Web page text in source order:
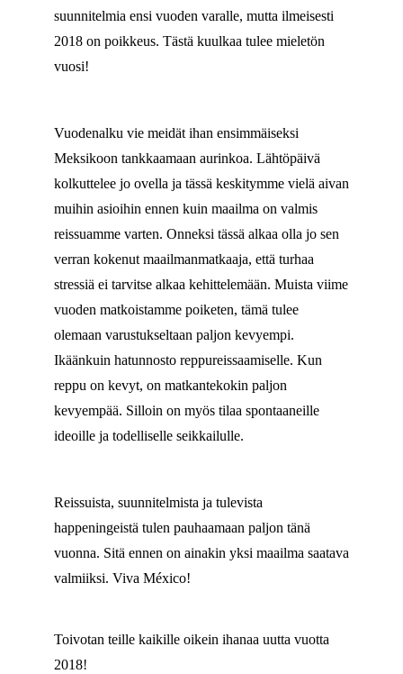
suunnitelmia ensi vuoden varalle, mutta ilmeisesti
2018 on poikkeus. Tästä kuulkaa tulee mieletön
vuosi!
Vuodenalku vie meidät ihan ensimmäiseksi
Meksikoon tankkaamaan aurinkoa. Lähtöpäivä
kolkuttelee jo ovella ja tässä keskitymme vielä aivan
muihin asioihin ennen kuin maailma on valmis
reissuamme varten. Onneksi tässä alkaa olla jo sen
verran kokenut maailmanmatkaaja, että turhaa
stressiä ei tarvitse alkaa kehittelemään. Muista viime
vuoden matkoistamme poiketen, tämä tulee
olemaan varustukseltaan paljon kevyempi.
Ikäänkuin hatunnosto reppureissaamiselle. Kun
reppu on kevyt, on matkantekokin paljon
kevyempää. Silloin on myös tilaa spontaaneille
ideoille ja todelliselle seikkailulle.
Reissuista, suunnitelmista ja tulevista
happeningeistä tulen pauhaamaan paljon tänä
vuonna. Sitä ennen on ainakin yksi maailma saatava
valmiiksi. Viva México!
Toivotan teille kaikille oikein ihanaa uutta vuotta
2018!